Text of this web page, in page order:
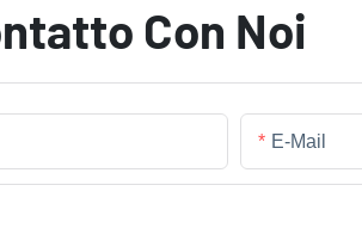
Con Noi
E-Mail